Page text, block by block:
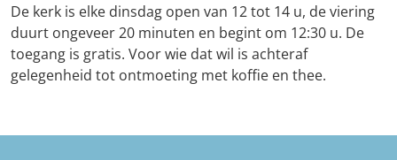
De kerk is elke dinsdag open van 12 tot 14 u, de viering
duurt ongeveer 20 minuten en begint om 12:30 u. De
toegang is gratis. Voor wie dat wil is achteraf
gelegenheid tot ontmoeting met koffie en thee.